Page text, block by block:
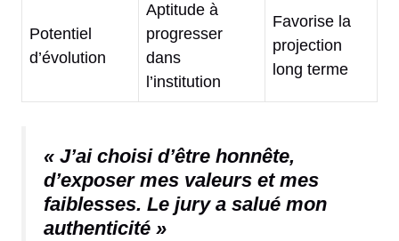
Potentiel
d’évolution
Aptitude à
progresser
dans
l’institution
Favorise la
projection
long terme
« J’ai choisi d’être honnête,
d’exposer mes valeurs et mes
faiblesses. Le jury a salué mon
authenticité »